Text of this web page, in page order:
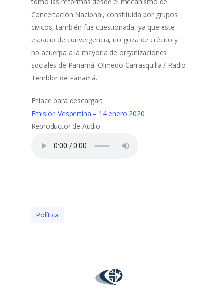
Concertación Nacional, constituida por grupos
cívicos, también fue cuestionada, ya que este
espacio de convergencia, no goza de crédito y
no acuerpa a la mayoría de organizaciones
sociales de Panamá. Olmedo Carrasquilla / Radio
Temblor de Panamá.
Enlace para descargar:
Emisión Vespertina – 14 enero 2020
Reproductor de Audio:
Polí­tica